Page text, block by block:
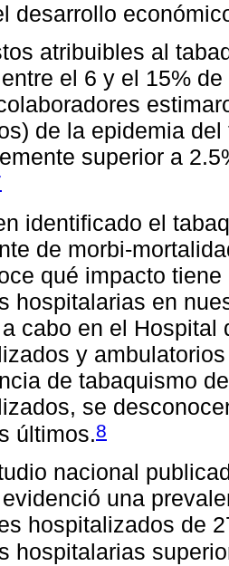
desarrollo
atribuibles al
el 6 y el 15%
de la epidemia
superior a
identificado el
de morbi-
qué impacto
hospitalarias en
cabo en el
y
de tabaquismo
se
últimos.8
nacional
una
hospitalizados de
hospitalarias